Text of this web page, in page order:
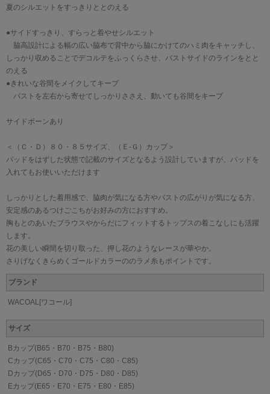
夏のシルエットをすっきりととのえる
●サイドすっきり、すらっと着やせシルエット
脇高設計による幅の広い脇布で背中から脇にかけてのハミ肉をキャッチし、
しっかり収めることでデコルテをふっくらさせ、バストサイドのラインをとと
のえる
●きれいな谷間をメイクしてキープ
バストを左右から寄せてしっかりささえ、動いても谷間をキープ
サイドボーンあり
＜（Ｃ・Ｄ）８０・８５サイズ、（Ｅ-Ｇ）カップ＞
パッドをはずした状態で記載のサイズとなるよう設計していますが、パッドを
入れてもお使いいただけます
しっかりとした着用感で、脇肉が気になる方やバストの広がりが気になる方、
安定感のあるつけごこちがお好みの方におすすめ。
胸もとのあいたブラウスやからだにフィットするトップスの着こなしにも活躍
します。
花の美しい瞬間を切り取った、押し花のようなレースが華やか。
さりげなくきらめくゴールドカラーののラメ糸もポイントです。
ブランド
WACOAL[ワコール]
サイズ
Bカップ(B65・B70・B75・B80)
Cカップ(C65・C70・C75・C80・C85)
Dカップ(D65・D70・D75・D80・D85)
Eカップ(E65・E70・E75・E80・E85)